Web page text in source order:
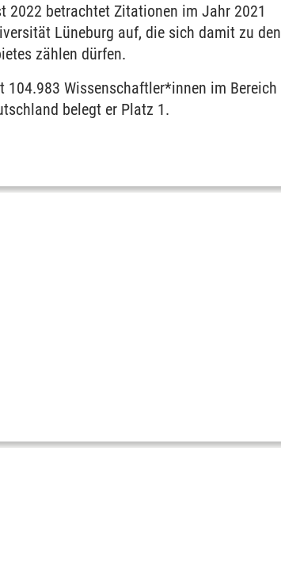
2022 betrachtet Zitationen im Jahr 2021
Lüneburg auf, die sich damit zu den
zählen dürfen.
Wissenschaftler*innen im Bereich
belegt er Platz 1.